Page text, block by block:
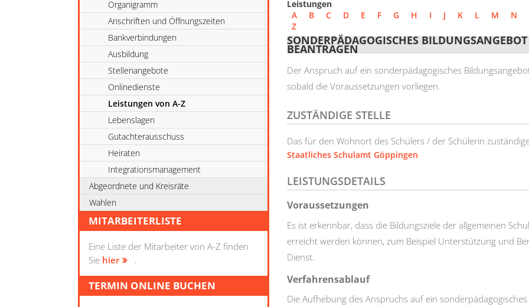
Organigramm
Anschriften und Öffnungszeiten
Bankverbindungen
Ausbildung
Stellenangebote
Onlinedienste
Leistungen von A-Z
Lebenslagen
Gutachterausschuss
Heiraten
Integrationsmanagement
Abgeordnete und Kreisräte
Wahlen
MITARBEITERLISTE
Eine Liste der Mitarbeiter von A-Z finden
Sie hier .
TERMIN ONLINE BUCHEN
Leistungen
A
B C D E F G H I J K L M N
Z
SONDERPÄDAGOGISCHES
BEANTRAGEN
Der Anspruch auf ein sonderpädagogisches
sobald die Voraussetzungen vorliegen.
ZUSTÄNDIGE STELLE
Das für den Wohnort des Schülers / der Schülerin zuständige
Staatliches Schulamt Göppingen
LEISTUNGSDETAILS
Voraussetzungen
Es ist erkennbar, dass die Bildungsziele der allgemeinen
erreicht werden können, zum Beispiel Unterstützung und
Dienst.
Verfahrensablauf
Die Aufhebung des Anspruchs auf ein